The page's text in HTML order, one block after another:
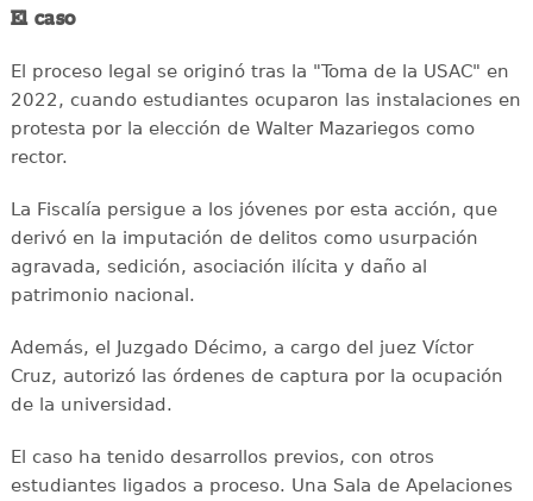
El caso
El proceso legal se originó tras la "Toma de la USAC" en
2022, cuando estudiantes ocuparon las instalaciones en
protesta por la elección de Walter Mazariegos como
rector.
La Fiscalía persigue a los jóvenes por esta acción, que
derivó en la imputación de delitos como usurpación
agravada, sedición, asociación ilícita y daño al
patrimonio nacional.
Además, el Juzgado Décimo, a cargo del juez Víctor
Cruz, autorizó las órdenes de captura por la ocupación
de la universidad.
El caso ha tenido desarrollos previos, con otros
estudiantes ligados a proceso. Una Sala de Apelaciones